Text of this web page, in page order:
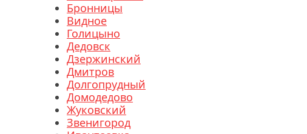
Бронницы
Видное
Голицыно
Дедовск
Дзержинский
Дмитров
Долгопрудный
Домодедово
Жуковский
Звенигород